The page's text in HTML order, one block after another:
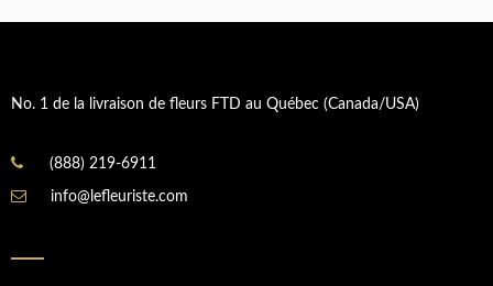
No. 1 de la livraison de fleurs FTD au Québec (Canada/USA)
(888) 219-6911
info@lefleuriste.com